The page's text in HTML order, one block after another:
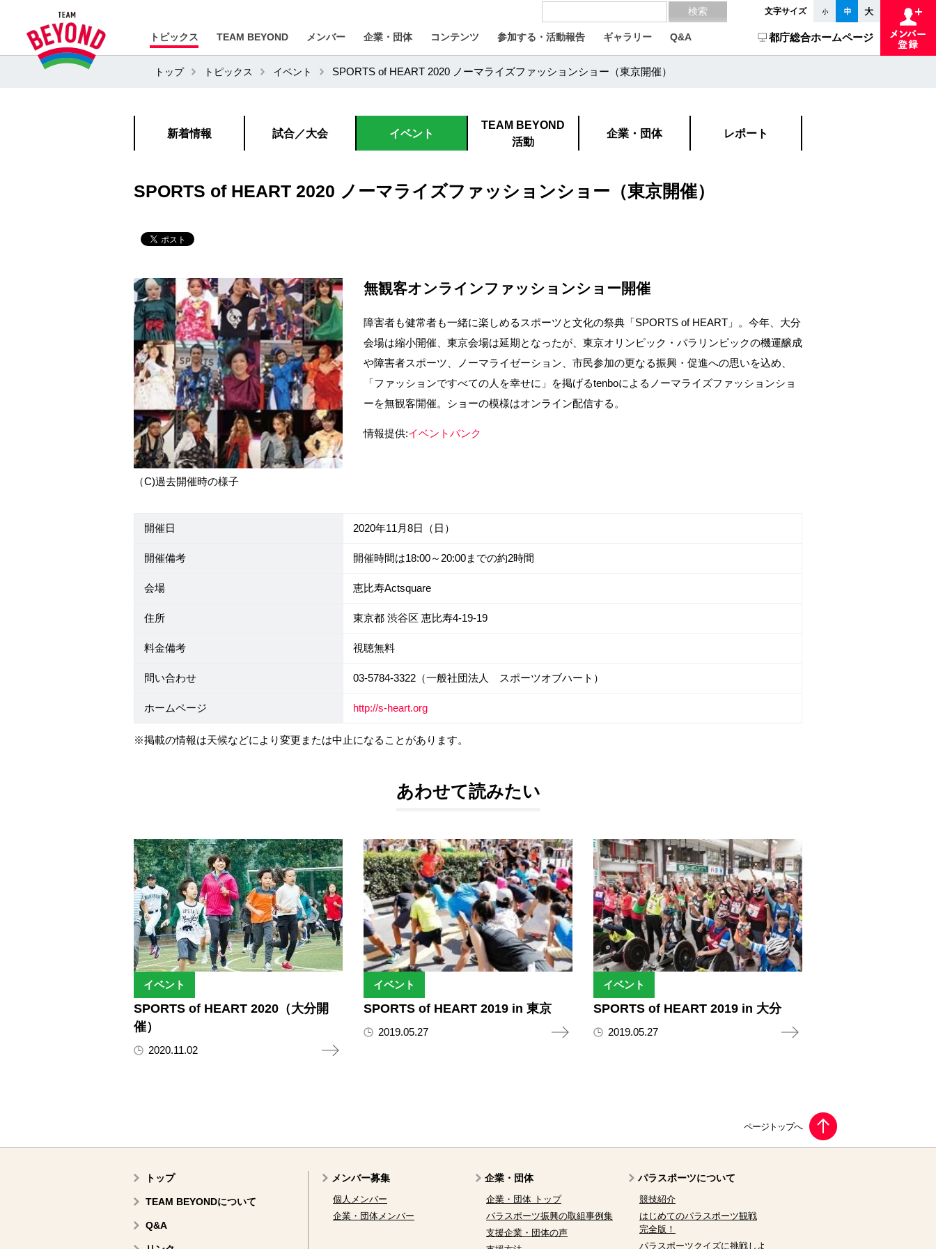
文字サイズ
トピックス TEAM BEYOND メンバー 企業・団体 コンテンツ 参加する・活動報告 ギャラリー Q&A 都庁総合ホームページ
トップ トピックス イベント SPORTS of HEART 2020 ノーマライズファッションショー（東京開催）
新着情報 試合／大会 イベント
TEAM BEYOND
活動
企業・団体 レポート
SPORTS of HEART 2020 ノーマライズファッションショー（東京開催）
（C)過去開催時の様子
無観客オンラインファッションショー開催
障害者も健常者も一緒に楽しめるスポーツと文化の祭典「SPORTS of HEART」。今年、大分
会場は縮小開催、東京会場は延期となったが、東京オリンピック・パラリンピックの機運醸成
や障害者スポーツ、ノーマライゼーション、市民参加の更なる振興・促進への思いを込め、
「ファッションですべての人を幸せに」を掲げるtenboによるノーマライズファッションショ
ーを無観客開催。ショーの模様はオンライン配信する。
情報提供:イベントバンク
開催日 2020年11月8日（日）
開催備考 開催時間は18:00～20:00までの約2時間
会場 恵比寿Actsquare
住所 東京都 渋谷区 恵比寿4-19-19
料金備考 視聴無料
問い合わせ 03-5784-3322（一般社団法人 スポーツオブハート）
ホームページ http://s-heart.org
※掲載の情報は天候などにより変更または中止になることがあります。
あわせて読みたい
イベント
SPORTS of HEART 2020（大分開
催）
2020.11.02
イベント
SPORTS of HEART 2019 in 東京
2019.05.27
イベント
SPORTS of HEART 2019 in 大分
2019.05.27
トップ
TEAM BEYONDについて
Q&A
メンバー募集
個人メンバー
企業・団体メンバー
企業・団体
企業・団体 トップ
パラスポーツ振興の取組事例集
支援企業・団体の声
パラスポーツについて
競技紹介
はじめてのパラスポーツ観戦
完全版！
パラスポーツクイズに挑戦しよ